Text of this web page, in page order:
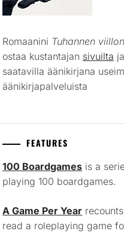
Romaanini Tuhannen
ostaa kustantajan sivuilta
saatavilla äänikirjana
äänikirjapalveluista
FEATURES
100 Boardgames is a
playing 100 boardgames.
A Game Per Year
read a roleplaying game